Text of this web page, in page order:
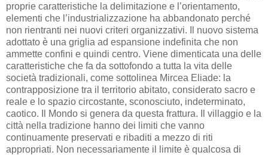
proprie caratteristiche la delimitazione e l’orientamento,
elementi che l’industrializzazione ha abbandonato perché
non rientranti nei nuovi criteri organizzativi. Il nuovo sistema
adottato è una griglia ad espansione indefinita che non
ammette confini e quindi centro. Viene dimenticata una delle
caratteristiche che fa da sottofondo a tutta la vita delle
società tradizionali, come sottolinea Mircea Eliade: la
contrapposizione tra il territorio abitato, considerato sacro e
reale e lo spazio circostante, sconosciuto, indeterminato,
caotico.
Il Mondo si genera da questa frattura. Il villaggio e la
città nella tradizione hanno dei limiti che vanno
continuamente preservati e ribaditi a mezzo di riti
appropriati. Non necessariamente il limite è qualcosa di